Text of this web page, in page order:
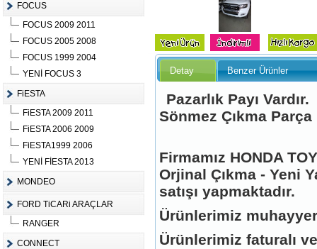
FOCUS
FOCUS 2009 2011
FOCUS 2005 2008
FOCUS 1999 2004
YENİ FOCUS 3
FiESTA
FiESTA 2009 2011
FiESTA 2006 2009
FiESTA1999 2006
YENİ FİESTA 2013
MONDEO
FORD TiCARi ARAÇLAR
RANGER
CONNECT
Ürün Kodu :
FORD CONNECT ÇIKMA
ÇELİK JANT CANT
komple motor
Detay Benzer Ürünler
Pazarlık Payı Vardır.
Sönmez Çıkma Parça
Firmamız HONDA
Orjinal Çıkma - Yeni
satışı yapmaktadır.
Ürünlerimiz
Ürünlerimiz faturalı